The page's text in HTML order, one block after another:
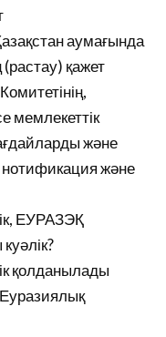
аумағында
қажет
мемлекеттік
және
нотификация және
ЕУРАЗЭҚ
қолданылады